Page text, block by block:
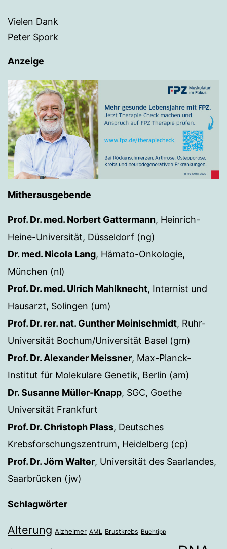
Vielen Dank
Peter Spork
Anzeige
Mitherausgebende
Prof. Dr. med. Norbert Gattermann, Heinrich-
Heine-Universität, Düsseldorf (ng)
Dr. med. Nicola Lang, Hämato-Onkologie,
München (nl)
Prof. Dr. med. Ulrich Mahlknecht, Internist und
Hausarzt, Solingen (um)
Prof. Dr. rer. nat. Gunther Meinlschmidt, Ruhr-
Universität Bochum/Universität Basel (gm)
Prof. Dr. Alexander Meissner, Max-Planck-
Institut für Molekulare Genetik, Berlin (am)
Dr. Susanne Müller-Knapp, SGC, Goethe
Universität Frankfurt
Prof. Dr. Christoph Plass, Deutsches
Krebsforschungszentrum, Heidelberg (cp)
Prof. Dr. Jörn Walter, Universität des Saarlandes,
Saarbrücken (jw)
Schlagwörter
Alterung Alzheimer AML Brustkrebs Buchtipp